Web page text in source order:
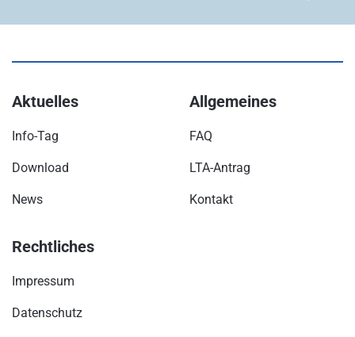
Aktuelles
Info-Tag
Download
News
Allgemeines
FAQ
LTA-Antrag
Kontakt
Rechtliches
Impressum
Datenschutz